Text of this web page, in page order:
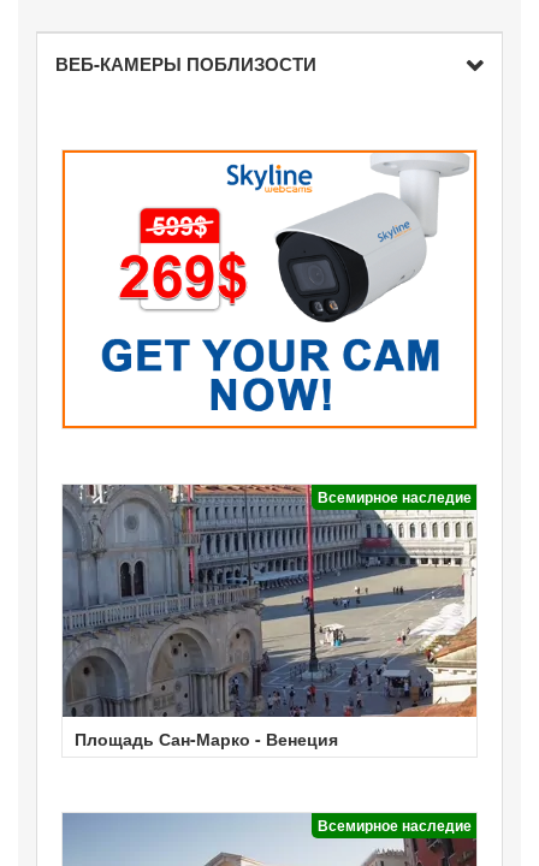
ВЕБ-КАМЕРЫ ПОБЛИЗОСТИ
Всемирное наследие
Площадь Сан-Марко - Венеция
Всемирное наследие